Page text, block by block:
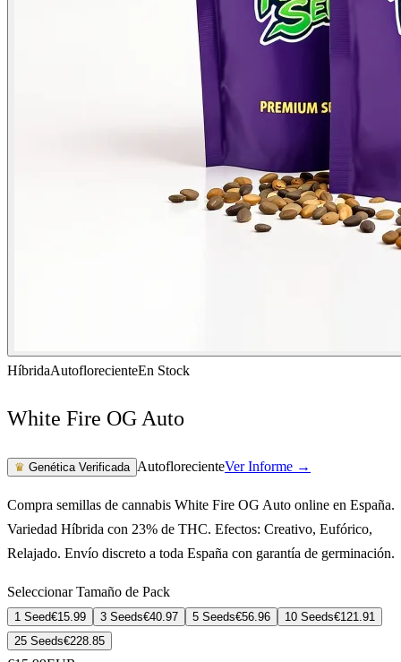
HíbridaAutoflorecienteEn Stock
White Fire OG Auto
♛ Genética Verificada AutoflorecienteVer Informe →
Compra semillas de cannabis White Fire OG Auto online en España.
Variedad Híbrida con 23% de THC. Efectos: Creativo, Eufórico,
Relajado. Envío discreto a toda España con garantía de germinación.
Seleccionar Tamaño de Pack
1 Seed€15.99 3 Seeds€40.97 5 Seeds€56.96 10 Seeds€121.91
25 Seeds€228.85